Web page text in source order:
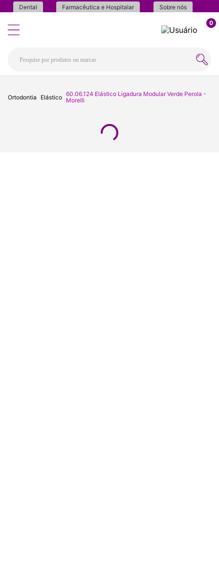
Dental Farmacêutica e Hospitalar Sobre nós
0
Ortodontia Elástico 60.06.124 Elástico Ligadura Modular Verde Perola -
Morelli